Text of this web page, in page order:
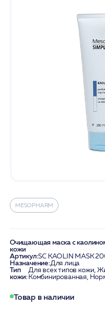
MESOPHARM
Очищающая маска с
кожи
Артикул:SC KAOLIN MASK
Назначение:Для лица
Тип
кожи:
Для всех типов кожи,
Комбинированная,
Товар в наличии